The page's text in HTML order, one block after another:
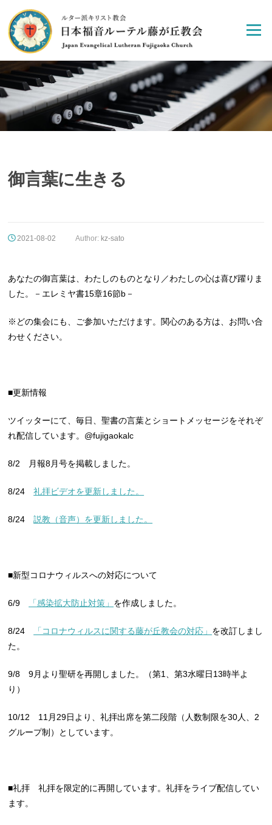
content
Menu
御言葉に生きる
2021-08-02 Author: kz-sato
あなたの御言葉は、わたしのものとなり／わたしの心は喜び躍りま
した。－エレミヤ書15章16節b－
※どの集会にも、ご参加いただけます。関心のある方は、お問い合
わせください。
■更新情報
ツイッターにて、毎日、聖書の言葉とショートメッセージをそれぞ
れ配信しています。@fujigaokalc
8/2 月報8月号を掲載しました。
8/24礼拝ビデオを更新しました。
8/24説教（音声）を更新しました。
■新型コロナウィルスへの対応について
6/9 「感染拡大防止対策」 を作成しました。
8/24 「コロナウィルスに関する藤が丘教会の対応」 を改訂しまし
た。
9/8 9月より聖研を再開しました。（第1、第3水曜日13時半よ
り）
10/12 11月29日より、礼拝出席を第二段階（人数制限を30人、2
グループ制）としています。
■礼拝 礼拝を限定的に再開しています。礼拝をライブ配信してい
ます。